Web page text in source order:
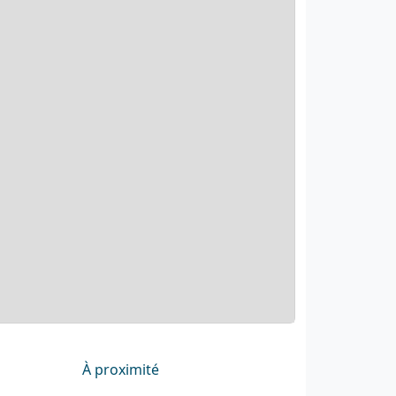
À proximité